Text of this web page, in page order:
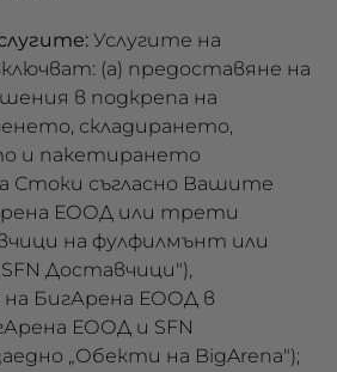
Услугите на
(а) предоставяне на
в подкрепа на
складирането,
и пакетирането
Стоки съгласно Вашите
ЕООД или трети
на фулфилмънт или
Доставчици"),
на БигАрена ЕООД в
ЕООД и SFN
„Обекти на BigArena");